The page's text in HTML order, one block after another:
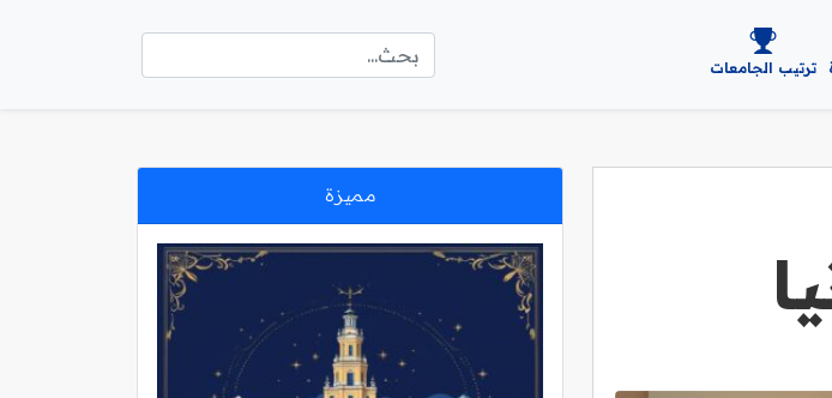
ترتيب الجامعات
مميزة